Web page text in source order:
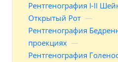
Рентгенография I-II
Открытый Рот —
Рентгенография
проекциях —
Рентгенография